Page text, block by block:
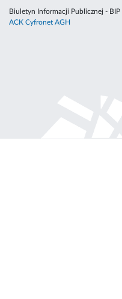
Biuletyn Informacji Publicznej -
ACK Cyfronet AGH